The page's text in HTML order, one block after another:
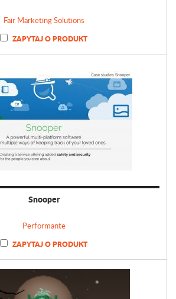
Fair Marketing Solutions
ZAPYTAJ O PRODUKT
Snooper
Performante
ZAPYTAJ O PRODUKT